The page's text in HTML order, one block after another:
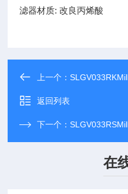
滤器材质: 改良丙烯酸
上一个：
返回列表
下一个：
在